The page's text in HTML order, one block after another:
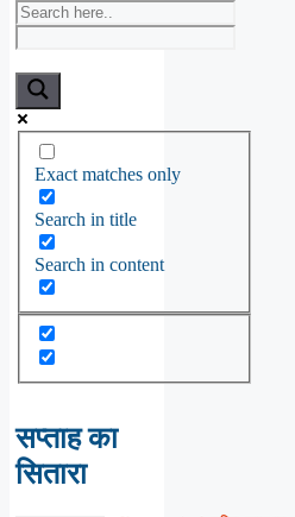
Exact matches only
Search in title
Search in content
सप्ताह का
सितारा